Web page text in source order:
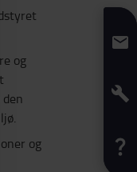
og
og